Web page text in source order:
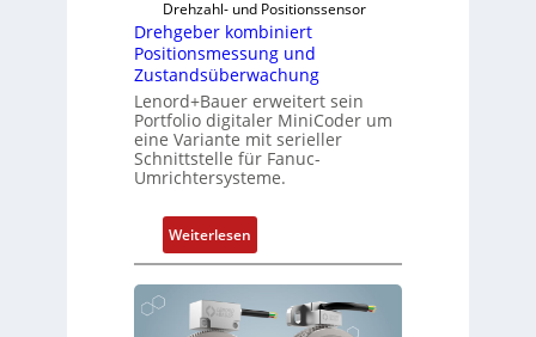
ü
r
d
i
e
A
w
e
u
e
b
r
i
n
g
e
G
Drehzahl- und Positionssensor
Drehgeber kombiniert
Positionsmessung und
Zustandsüberwachung
Lenord+Bauer erweitert sein
Portfolio digitaler MiniCoder um
eine Variante mit serieller
Schnittstelle für Fanuc-
Umrichtersysteme.
Weiterlesen:
D
r
e